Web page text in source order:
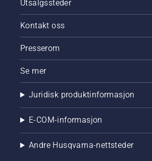
Utsalgssteder
Kontakt oss
Presserom
Se mer
Juridisk produktinformasjon
E-COM-informasjon
Andre Husqvarna-nettsteder